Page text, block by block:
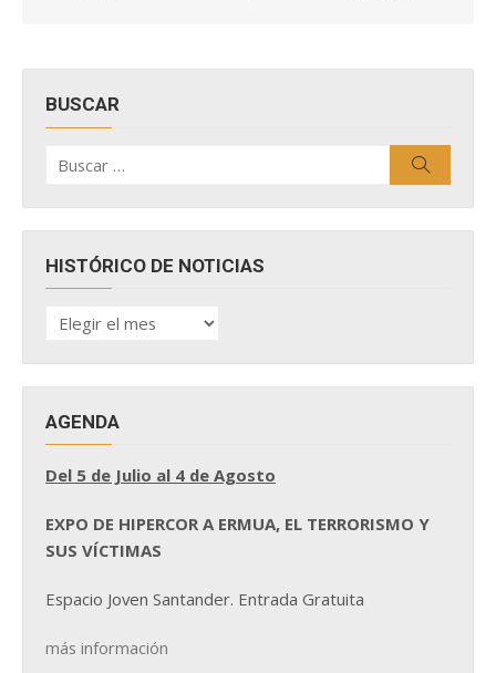
BUSCAR
por:
HISTÓRICO DE NOTICIAS
HISTÓRICO
DE
AGENDA
Del 5 de Julio al 4 de Agosto
EXPO DE HIPERCOR A ERMUA, EL TERRORISMO Y
SUS VÍCTIMAS
Espacio Joven Santander. Entrada Gratuita
más información